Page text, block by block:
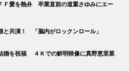
Ｆ愛を熱弁 卒業直前の道重さゆみにエー
と共演！ 「脳内がロックンロール」
婚を祝福 ４Ｋでの鮮明映像に真野恵里菜